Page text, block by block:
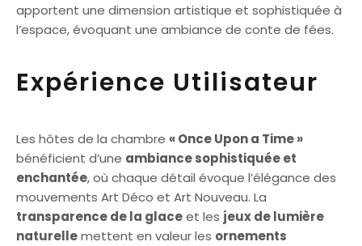
apportent une dimension artistique et sophistiquée à
l’espace, évoquant une ambiance de conte de fées.
Expérience Utilisateur
Les hôtes de la chambre « Once Upon a Time »
bénéficient d’une ambiance sophistiquée et
enchantée, où chaque détail évoque l’élégance des
mouvements Art Déco et Art Nouveau. La
transparence de la glaceet les jeux de lumière
naturellemettent en valeur les ornements